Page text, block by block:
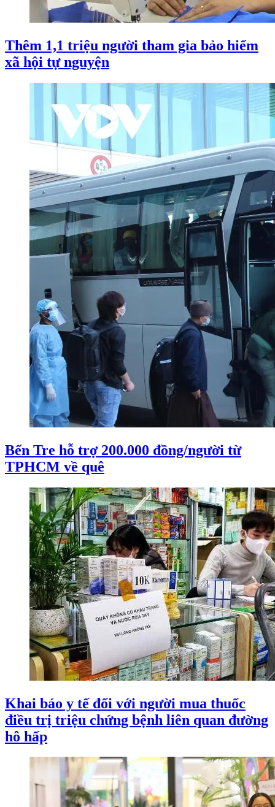
Thêm 1,1 triệu người tham gia bảo hiểm
xã hội tự nguyện
Bến Tre hỗ trợ 200.000 đồng/người từ
TPHCM về quê
Khai báo y tế đối với người mua thuốc
điều trị triệu chứng bệnh liên quan đường
hô hấp